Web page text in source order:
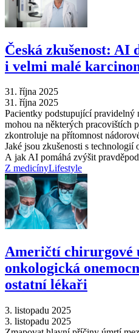
Česká zkušenost: AI
i velmi malé
31. října 2025
31. října 2025
Pacientky podstupující pravidelný
mohou na některých pracovištích
zkontroluje na přítomnost
Jaké jsou zkušenosti s
A jak AI pomáhá zvýšit
Z medicínyLifestyle
Američtí chirurgové
onkologická
ostatní lékaři
3. listopadu 2025
3. listopadu 2025